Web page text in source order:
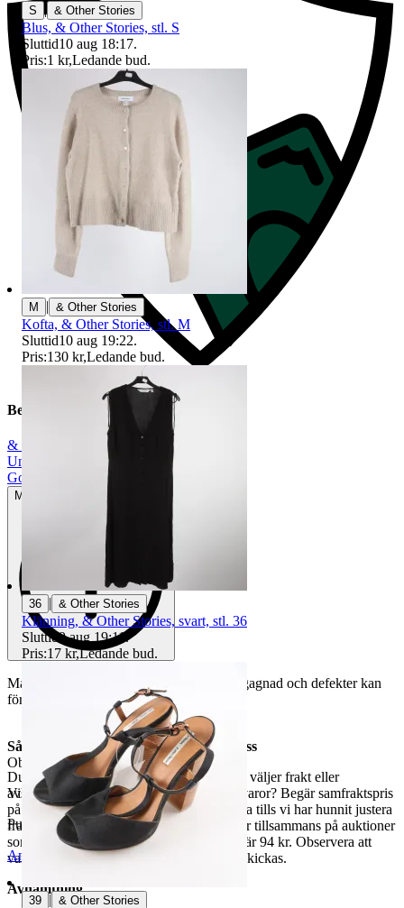
Beskrivning
& Other Stories
Unisex
Gott använt skick
Mindre tecken på användning
Mått ca. H: 30 cm. B: 40 cm. Varan är begagnad och defekter kan
förekomma.
Så här går det till när du handlar hos oss
Du betalar din order direkt på Tradera och väljer frakt eller
avhämtning. Vill du att vi samfraktar fler varor? Begär samfraktspris
på din Traderasida och vänta med att betala tills vi har hunnit justera
fraktpriset. Vi samfraktar upp till fyra varor tillsammans på auktioner
som avslutas samma dag. Samfraktspriset är 94 kr. Observera att
varor märkta endast avhämtning inte kan skickas.
Avhämtning
Objektnr 730 639 140
Visningar
626
Publicerad 8 maj 18:09
Anmäl Sälj liknande
S & Other Stories
Blus, & Other Stories, stl. S
Sluttid10 aug 18:17.
Pris:1 kr,Ledande bud.
M | & Other Stories
Kofta, & Other Stories, stl. M
Sluttid10 aug 19:22.
Pris:130 kr,Ledande bud.
36 | & Other Stories
Klänning, & Other Stories, svart, stl. 36
Sluttid9 aug 19:11.
Pris:17 kr,Ledande bud.
39 | & Other Stories